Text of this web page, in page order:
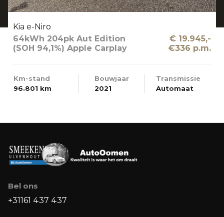
Kia e-Niro
64kWh 204pk Aut Edition
(SOH 94,1%) Apple Carplay
€ 19.945,-
€336 p.m.
Km-stand
96.801 km
Bouwjaar
2021
Transmissie
Automaat
Bel ons
+31161 437 437